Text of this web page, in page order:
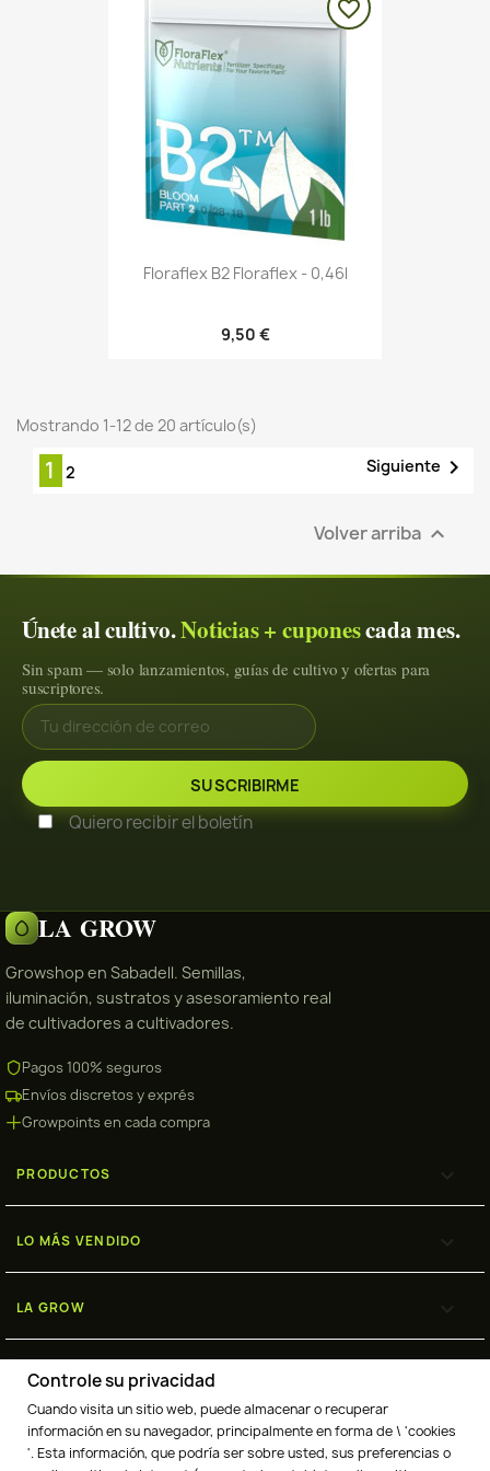
Floraflex B2 Floraflex - 0,46l
9,50 €
favorite_border
Mostrando 1-12 de 20 artículo(s)
1 2 Siguiente 
Volver arriba 
Únete al cultivo.Noticias + cuponescada mes.
Sin spam — solo lanzamientos, guías de cultivo y ofertas para
suscriptores.
Quiero recibir el boletín
LA GROW
Growshop en Sabadell. Semillas,
iluminación, sustratos y asesoramiento real
de cultivadores a cultivadores.
Pagos 100% seguros
Envíos discretos y exprés
Growpoints en cada compra
PRODUCTOS 
LO MÁS VENDIDO 
LA GROW 
ENVÍOS
Controle su privacidad
Cuando visita un sitio web, puede almacenar o recuperar
información en su navegador, principalmente en forma de \ 'cookies
'. Esta información, que podría ser sobre usted, sus preferencias o